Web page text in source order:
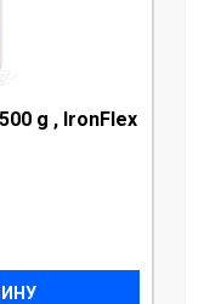
g , IronFlex